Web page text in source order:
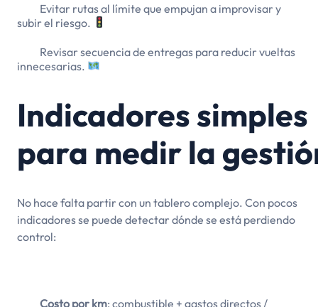
Evitar rutas al límite que empujan a improvisar y
subir el riesgo.
Revisar secuencia de entregas para reducir vueltas
innecesarias.
Indicadores simples
para medir la
No hace falta partir con un tablero complejo. Con pocos
indicadores se puede detectar dónde se está perdiendo
control:
Costo por km: combustible + gastos directos /